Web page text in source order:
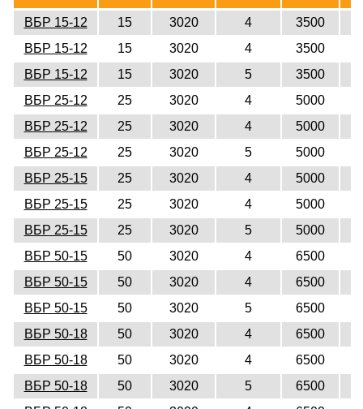
ВБР 15-12 15 3020 4 3500
ВБР 15-12
15 3020 4 3500
ВБР 15-12
15 3020 5 3500
ВБР 25-12
25 3020 4 5000
ВБР 25-12
25 3020 4 5000
ВБР 25-12
25 3020 5 5000
ВБР 25-15
25 3020 4 5000
ВБР 25-15
25 3020 4 5000
ВБР 25-15
25 3020 5 5000
ВБР 50-15
50 3020 4 6500
ВБР 50-15
50 3020 4 6500
ВБР 50-15
50 3020 5 6500
ВБР 50-18
50 3020 4 6500
ВБР 50-18
50 3020 4 6500
ВБР 50-18
50 3020 5 6500